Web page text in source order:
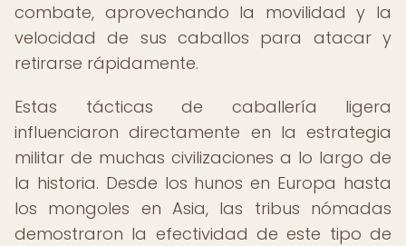
combate, aprovechando la movilidad y la
velocidad de sus caballos para atacar y
retirarse rápidamente.
Estas tácticas de caballería ligera
influenciaron directamente en la estrategia
militar de muchas civilizaciones a lo largo de
la historia. Desde los hunos en Europa hasta
los mongoles en Asia, las tribus nómadas
demostraron la efectividad de este tipo de